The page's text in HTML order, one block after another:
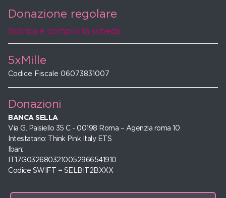
Donazione regolare
Scarica e compila la scheda
5xMille
Codice Fiscale 06073831007
Donazioni
BANCA SELLA
Via G. Paisiello 35 C - 00198 Roma – Agenzia roma 10
Intestatario: Think Pink Italy ETS
Iban:
IT17G0326803210052966541910
Codice SWIFT = SELBIT2BXXX